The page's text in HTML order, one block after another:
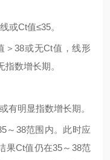
或Ct值≤35。
＞38或无Ct值，线形
数增长期。
或有明显指数增长期。
～ 38范围内。此时应
果Ct值仍在35～ 38范